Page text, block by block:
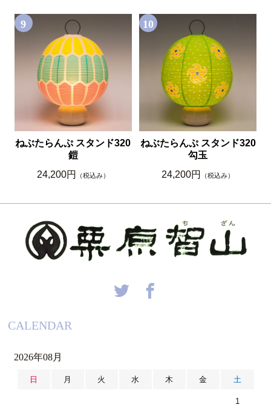
9
ねぶたらんぷ スタンド320
鎧
24,200円
（税込み）
10
ねぶたらんぷ スタンド320
勾玉
24,200円
（税込み）
CALENDAR
2026年08月
日 月 火 水 木 金 土
1